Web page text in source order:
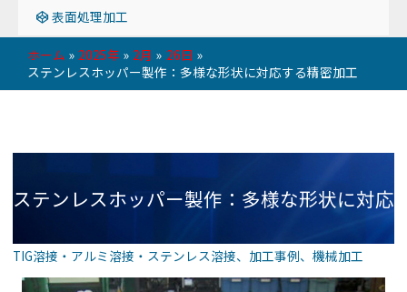
表面処理加工
ホーム 2025年 2月
26日
ステンレスホッパー製作：多様な形状に対応する精密加工
ステンレスホッパー製作：多様な形状に対応
TIG溶接・アルミ溶接・ステンレス溶接、 加工事例、 機械加工